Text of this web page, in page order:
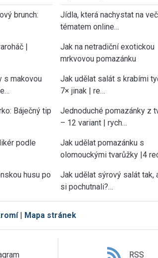
brunch:
|
s makovou
Báječný tip
podle
husu po
Jídla, která nachystat na
tématem online…
Jak na netradiční exotickou
mrkvovou pomazánku
Jak udělat salát s krabími
7× jinak | re…
Jednoduché pomazánky z
– 12 variant | rych…
Jak udělat pomazánku s
olomouckými tvarůžky |4
Jak udělat sýrový salát tak,
si pochutnali?…
| Mapa stránek
RSS